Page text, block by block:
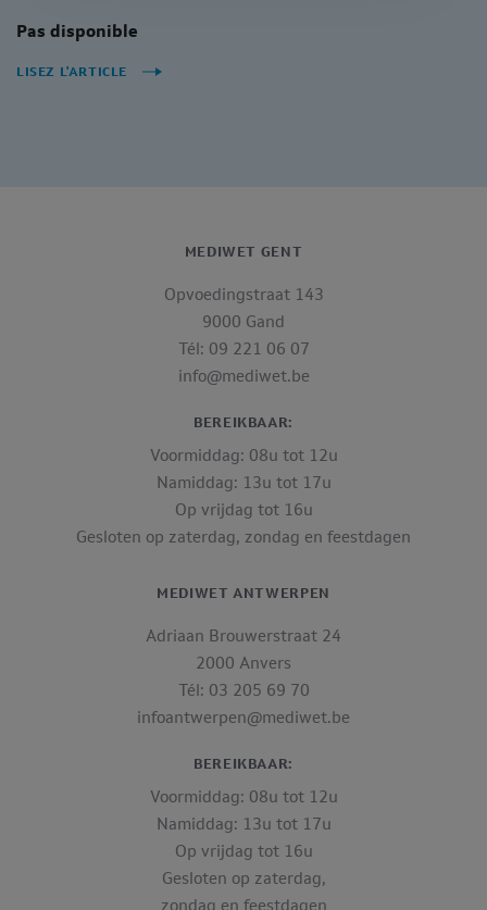
Pas disponible
LISEZ L'ARTICLE
MEDIWET GENT
Opvoedingstraat 143
9000 Gand
Tél: 09 221 06 07
info@mediwet.be
BEREIKBAAR:
Voormiddag: 08u tot 12u
Namiddag: 13u tot 17u
Op vrijdag tot 16u
Gesloten op zaterdag, zondag en feestdagen
MEDIWET ANTWERPEN
Adriaan Brouwerstraat 24
2000 Anvers
Tél: 03 205 69 70
infoantwerpen@mediwet.be
BEREIKBAAR:
Voormiddag: 08u tot 12u
Namiddag: 13u tot 17u
Op vrijdag tot 16u
Gesloten op zaterdag,
zondag en feestdagen